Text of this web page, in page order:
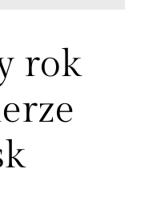
rok